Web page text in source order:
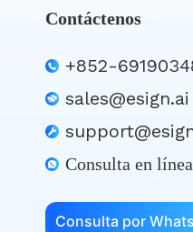
Contáctenos
+852-
sales@esign.ai
Consulta en línea
Consulta por